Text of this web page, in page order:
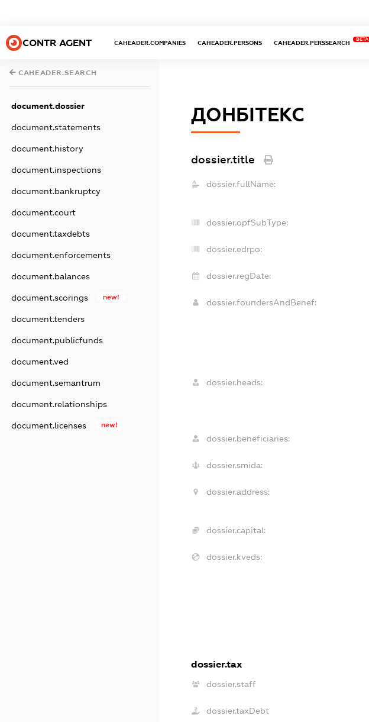
CONTR AGENT CAHEADER.COMPANIES CAHEADER.PERSONS CAHEADER.PERSSEARCH
BETA
CAHEADER.SEARCH
document.dossier
document.statements
document.history
document.inspections
document.bankruptcy
document.court
document.taxdebts
document.enforcements
document.balances
document.scorings new!
document.tenders
document.publicfunds
document.ved
document.semantrum
document.relationships
document.licenses new!
ДОНБІТЕКС
dossier.title
dossier.fullName:
dossier.opfSubType:
dossier.edrpo:
dossier.regDate:
dossier.foundersAndBenef:
dossier.heads:
dossier.beneficiaries:
dossier.smida:
dossier.address:
dossier.capital:
dossier.kveds:
dossier.tax
dossier.staff
dossier.taxDebt